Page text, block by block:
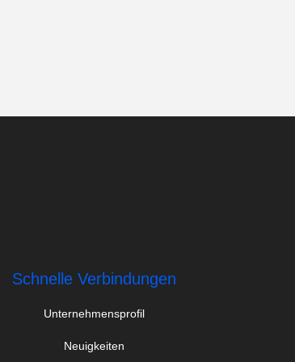
Schnelle Verbindungen
Unternehmensprofil
Neuigkeiten